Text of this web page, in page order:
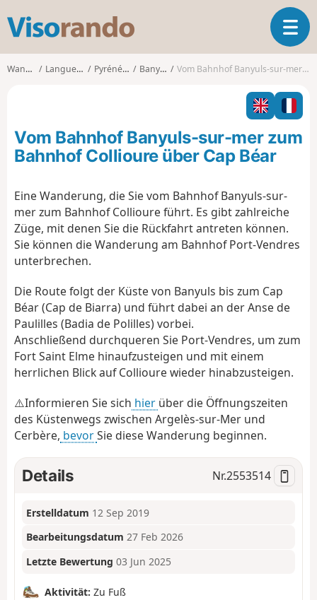
s
o
o
T
o
l
n
a
o
Wanderungen Languedoc-Roussillon Pyrénées-Orientales Banyuls-sur-Mer Vom Bahnhof Banyuls-sur-mer zum Bahnhof Collioure über Cap Béar
Vom Bahnhof Banyuls-sur-mer zum
Bahnhof Collioure über Cap Béar
Eine Wanderung, die Sie vom Bahnhof Banyuls-sur-
mer zum Bahnhof Collioure führt. Es gibt zahlreiche
Züge, mit denen Sie die Rückfahrt antreten können.
Sie können die Wanderung am Bahnhof Port-Vendres
unterbrechen.
Die Route folgt der Küste von Banyuls bis zum Cap
Béar (Cap de Biarra) und führt dabei an der Anse de
Paulilles (Badia de Polilles) vorbei.
Anschließend durchqueren Sie Port-Vendres, um zum
Fort Saint Elme hinaufzusteigen und mit einem
herrlichen Blick auf Collioure wieder hinabzusteigen.
⚠️Informieren Sie sich hier über die Öffnungszeiten
des Küstenwegs zwischen Argelès-sur-Mer und
Cerbère, bevorSie diese Wanderung beginnen.
Details Nr.2553514
Erstelldatum 12 Sep 2019
Bearbeitungsdatum 27 Feb 2026
Letzte Bewertung 03 Jun 2025
Aktivität: Zu Fuß